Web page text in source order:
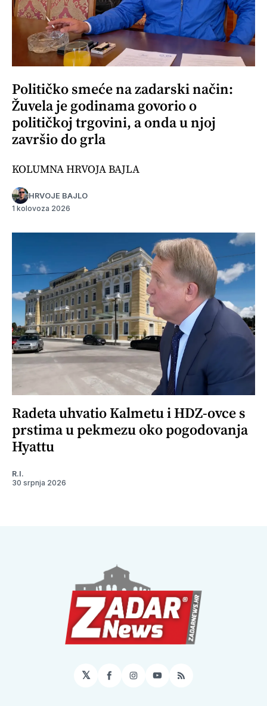
Političko smeće na zadarski način:
Žuvela je godinama govorio o
političkoj trgovini, a onda u njoj
završio do grla
KOLUMNA HRVOJA BAJLA
HRVOJE BAJLO
1 kolovoza 2026
Radeta uhvatio Kalmetu i HDZ-ovce s
prstima u pekmezu oko pogodovanja
Hyattu
R.I.
30 srpnja 2026
𝕏 Facebook
Instagram
YouTube
RSS